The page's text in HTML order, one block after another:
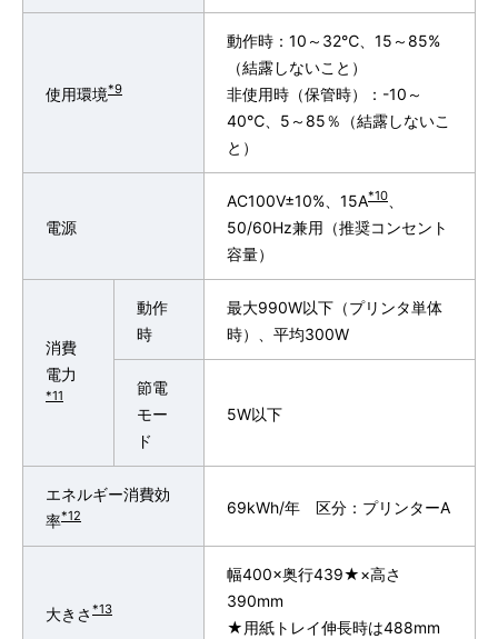
使用環境*9
動作時：10～32℃、15～85%
（結露しないこと）
非使用時（保管時）：-10～
40℃、5～85％（結露しないこ
と）
電源
AC100V±10%、15A*10
50/60Hz兼用（推奨コンセント
容量）
消費
電力
*11
動作
時
最大990W以下（プリンタ単体
時）、平均300W
節電
モー
ド
5W以下
エネルギー消費効
率*12 69kWh/年 区分：プリンターA
大きさ *13
幅400×奥行439★×高さ
390mm
★用紙トレイ伸長時は488mm